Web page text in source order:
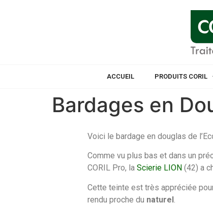
ACCUEIL PRODUITS CORIL
Bardages en
Voici le bardage en douglas de
Comme vu plus bas et dans un
CORIL Pro, la Scierie LION (42) a
Cette teinte est très appréciée
rendu proche du naturel